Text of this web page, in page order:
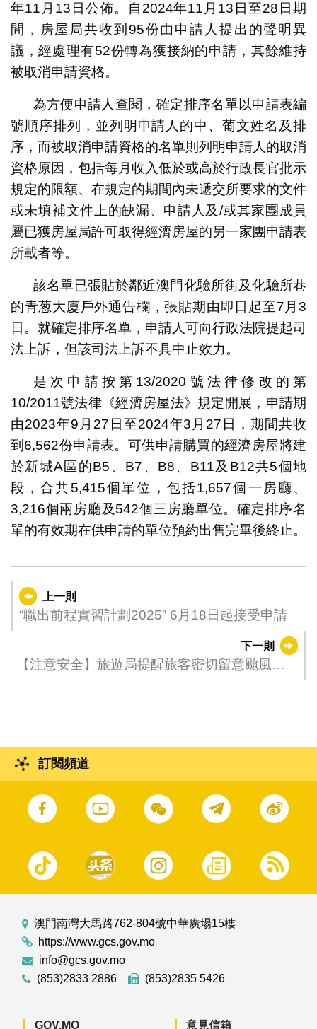
年11月13日公佈。自2024年11月13日至28日期
間，房屋局共收到95份由申請人提出的聲明異
議，經處理有52份轉為獲接納的申請，其餘維持
被取消申請資格。
為方便申請人查閱，確定排序名單以申請表編
號順序排列，並列明申請人的中、葡文姓名及排
序，而被取消申請資格的名單則列明申請人的取消
資格原因，包括每月收入低於或高於行政長官批示
規定的限額、在規定的期間內未遞交所要求的文件
或未填補文件上的缺漏、申請人及/或其家團成員
屬已獲房屋局許可取得經濟房屋的另一家團申請表
所載者等。
該名單已張貼於鄰近澳門化驗所街及化驗所巷
的青葱大廈戶外通告欄，張貼期由即日起至7月3
日。就確定排序名單，申請人可向行政法院提起司
法上訴，但該司法上訴不具中止效力。
是次申請按第13/2020號法律修改的第
10/2011號法律《經濟房屋法》規定開展，申請期
由2023年9月27日至2024年3月27日，期間共收
到6,562份申請表。可供申請購買的經濟房屋將建
於新城A區的B5、B7、B8、B11及B12共5個地
段，合共5,415個單位，包括1,657個一房廳、
3,216個兩房廳及542個三房廳單位。確定排序名
單的有效期在供申請的單位預約出售完畢後終止。
上一則
“職出前程實習計劃2025” 6月18日起接受申請
下一則
【注意安全】旅遊局提醒旅客密切留意颱風訊
訂閱頻道
澳門南灣大馬路762-804號中華廣場15樓
https://www.gcs.gov.mo
info@gcs.gov.mo
(853)2833 2886
(853)2835 5426
GOV.MO 意見信箱